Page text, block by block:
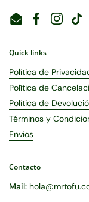
EmailFacebookInstagram
Quick links
Política de
Política de
Política de
Términos y
Envíos
Contacto
Mail: